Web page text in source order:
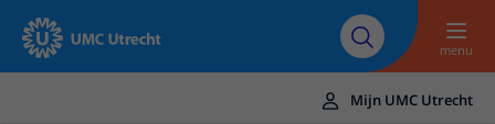
Naar hoofdinhoud
Over UMC
Utrecht
Research
Werken bij het UMC
Utrecht
menu
Mijn UMC Utrecht